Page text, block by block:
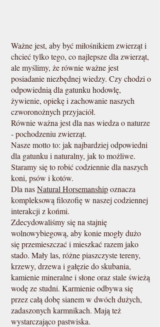
Ważne jest, aby być miłośnikiem zwierząt i
chcieć tylko tego, co najlepsze dla zwierząt,
ale myślimy, że równie ważne jest
posiadanie niezbędnej wiedzy. Czy chodzi o
odpowiednią dla gatunku hodowlę,
żywienie, opiekę i zachowanie naszych
czworonożnych przyjaciół.
Równie ważna jest dla nas wiedza o naturze
- pochodzeniu zwierząt.
Nasze motto to: jak najbardziej odpowiedni
dla gatunku i naturalny, jak to możliwe.
Staramy się to robić codziennie dla naszych
koni, psów i kotów.
Dla nasNatural Horsemanshipoznacza
kompleksową filozofię w naszej codziennej
interakcji z końmi.
Zdecydowaliśmy się na stajnię
wolnowybiegową, aby konie mogły dużo
się przemieszczać i mieszkać razem jako
stado. Mały las, różne piaszczyste tereny,
krzewy, drzewa i gałęzie do skubania,
kamienie mineralne i słone oraz stale świeżą
wodę ze studni. Karmienie odbywa się
przez całą dobę sianem w dwóch dużych,
zadaszonych karmnikach. Mają też
wystarczająco pastwiska.